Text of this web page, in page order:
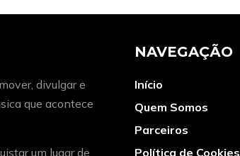
divulgar e
que acontece
um lugar de
NAVEGAÇÃO
Início
Quem Somos
Parceiros
Política de Cookies